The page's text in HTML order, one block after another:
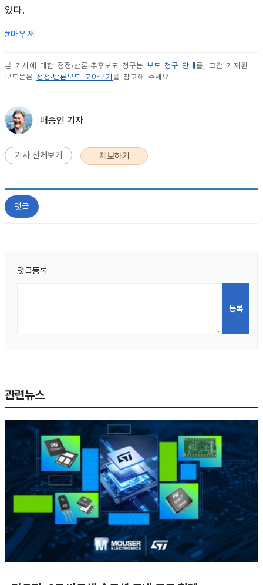
있다.
#마우저
본 기사에 대한 정정·반론·추후보도 청구는 보도 청구 안내 를, 그간 게재된
보도문은 정정·반론보도 모아보기 를 참고해 주세요.
배종인 기자
기사 전체보기 제보하기
댓글
댓글등록
관련뉴스